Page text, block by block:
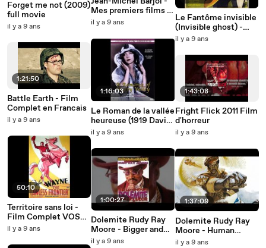
Forget me not (2009)
full movie
il y a 9 ans
1:21:50
Battle Earth - Film
Complet en Francais
il y a 9 ans
50:10
Territoire sans loi -
Film Complet VOST
(John Wayne)
il y a 9 ans
Mes premiers films -
Courts métrages
il y a 9 ans
1:16:03
Le Roman de la vallée
heureuse (1919 David
Wark Griffith) film
il y a 9 ans
1:00:27
Dolemite Rudy Ray
Moore - Bigger and
Badder
il y a 9 ans
Le Fantôme invisible
(Invisible ghost) -
Film Complet VOST
il y a 9 ans
1:43:08
Fright Flick 2011 Film
d'horreur
il y a 9 ans
1:37:09
Dolemite Rudy Ray
Moore - Human
Tornado
il y a 9 ans